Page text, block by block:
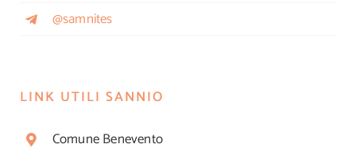
@samnites
LINK UTILI SANNIO
Comune Benevento